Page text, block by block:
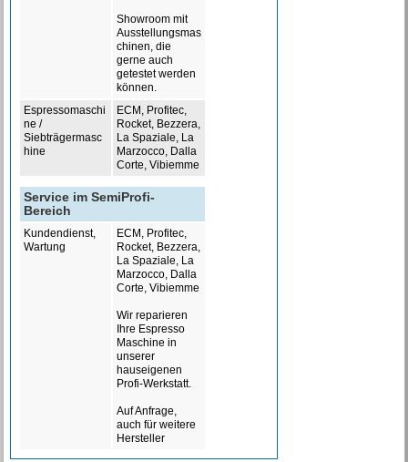
Showroom mit
Ausstellungsmas
chinen, die
gerne auch
getestet werden
können.
Espressomaschi
ne /
Siebträgermasc
hine
ECM, Profitec,
Rocket, Bezzera,
La Spaziale, La
Marzocco, Dalla
Corte, Vibiemme
Service im SemiProfi-
Bereich
Kundendienst,
Wartung
ECM, Profitec,
Rocket, Bezzera,
La Spaziale, La
Marzocco, Dalla
Corte, Vibiemme
Wir reparieren
Ihre Espresso
Maschine in
unserer
hauseigenen
Profi-Werkstatt.
Auf Anfrage,
auch für weitere
Hersteller